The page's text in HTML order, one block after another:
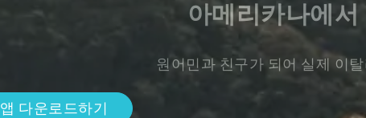
아메리카나에서
원어민과 친구가 되어 실제 이
앱 다운로드하기